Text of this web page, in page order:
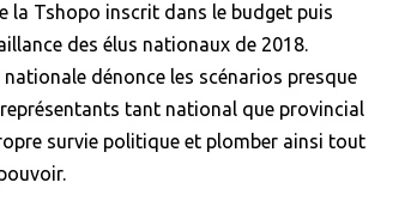
la Tshopo inscrit dans le budget puis
des élus nationaux de 2018.
dénonce les scénarios presque
tant national que provincial
survie politique et plomber ainsi tout